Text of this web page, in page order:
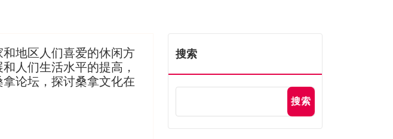
地区人们喜爱的休闲方
人们生活水平的提高，
论坛，探讨桑拿文化在
搜索
搜索